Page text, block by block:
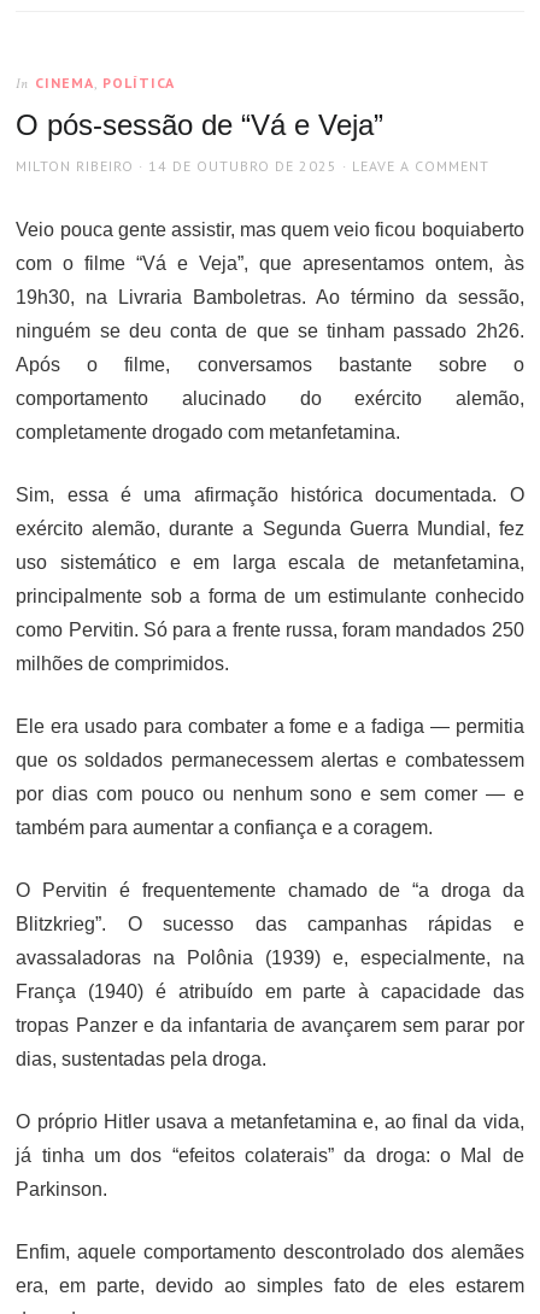
In CINEMA, POLÍTICA
O pós-sessão de “Vá e Veja”
AUTHOR
MILTON RIBEIRO
POSTED
14 DE OUTUBRO DE 2025 LEAVE A COMMENT
Veio pouca gente assistir, mas quem veio ficou boquiaberto
com o filme “Vá e Veja”, que apresentamos ontem, às
19h30, na Livraria Bamboletras. Ao término da sessão,
ninguém se deu conta de que se tinham passado 2h26.
Após o filme, conversamos bastante sobre o
comportamento alucinado do exército alemão,
completamente drogado com metanfetamina.
Sim, essa é uma afirmação histórica documentada. O
exército alemão, durante a Segunda Guerra Mundial, fez
uso sistemático e em larga escala de metanfetamina,
principalmente sob a forma de um estimulante conhecido
como Pervitin. Só para a frente russa, foram mandados 250
milhões de comprimidos.
Ele era usado para combater a fome e a fadiga — permitia
que os soldados permanecessem alertas e combatessem
por dias com pouco ou nenhum sono e sem comer — e
também para aumentar a confiança e a coragem.
O Pervitin é frequentemente chamado de “a droga da
Blitzkrieg”. O sucesso das campanhas rápidas e
avassaladoras na Polônia (1939) e, especialmente, na
França (1940) é atribuído em parte à capacidade das
tropas Panzer e da infantaria de avançarem sem parar por
dias, sustentadas pela droga.
O próprio Hitler usava a metanfetamina e, ao final da vida,
já tinha um dos “efeitos colaterais” da droga: o Mal de
Parkinson.
Enfim, aquele comportamento descontrolado dos alemães
era, em parte, devido ao simples fato de eles estarem